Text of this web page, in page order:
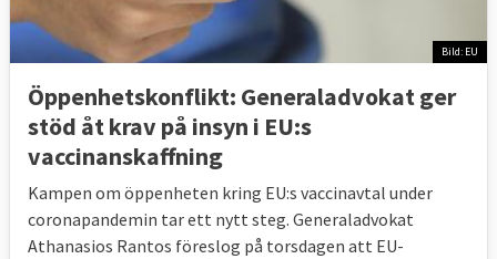
och likvidation av försäkringsföretag
15 juli 2004Sverige vannMoms på
stödbelopp för torkat foder
15 juli 2004Sverige förlorade
infört direktivet i svensk rätt om insyn i
finansiella förbindelser mellan
medlemsstater och offentliga företag
Bild: EU
Öppenhetskonflikt: Generaladvokat ger
stöd åt krav på insyn i EU:s
vaccinanskaffning
Kampen om öppenheten kring EU:s vaccinavtal under
coronapandemin tar ett nytt steg. Generaladvokat
Athanasios Rantos föreslog på torsdagen att EU-